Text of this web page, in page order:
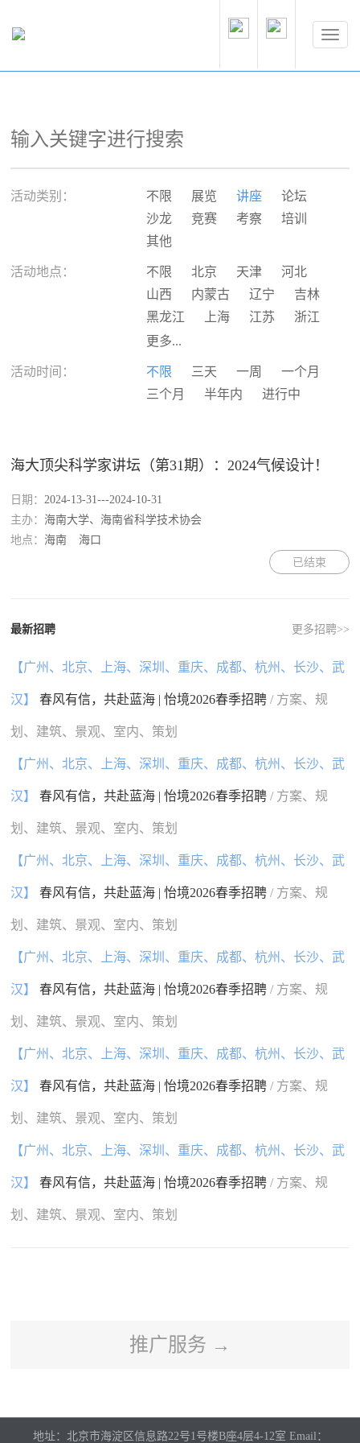
活动类别： 不限 展览 讲座
论坛
沙龙
竞赛 考察
培训
其他
活动地点： 不限 北京 天津
河北
山西
内蒙古 辽宁
吉林
黑龙江
上海 江苏
浙江
安徽
广东
广西
海南 重庆
四川
更多...
活动时间： 不限 三天 一周
一个月
三个月
半年内 进行中
海大顶尖科学家讲坛（第31期）：2024气候设计！
日期：2024-13-31---2024-10-31
主办： 海南大学、海南省科学技术协会
地点： 海南
海口
已结束
最新招聘 更多招聘>>
【广州、北京、上海、深圳、重庆、成都、杭州、长沙、武
汉】 春风有信，共赴蓝海 | 怡境2026春季招聘/ 方案、规
划、建筑、景观、室内、策划
【广州、北京、上海、深圳、重庆、成都、杭州、长沙、武
汉】 春风有信，共赴蓝海 | 怡境2026春季招聘/ 方案、规
划、建筑、景观、室内、策划
【广州、北京、上海、深圳、重庆、成都、杭州、长沙、武
汉】 春风有信，共赴蓝海 | 怡境2026春季招聘/ 方案、规
划、建筑、景观、室内、策划
【广州、北京、上海、深圳、重庆、成都、杭州、长沙、武
汉】 春风有信，共赴蓝海 | 怡境2026春季招聘/ 方案、规
划、建筑、景观、室内、策划
【广州、北京、上海、深圳、重庆、成都、杭州、长沙、武
汉】 春风有信，共赴蓝海 | 怡境2026春季招聘/ 方案、规
划、建筑、景观、室内、策划
【广州、北京、上海、深圳、重庆、成都、杭州、长沙、武
汉】 春风有信，共赴蓝海 | 怡境2026春季招聘/ 方案、规
划、建筑、景观、室内、策划
推广服务 →
地址：北京市海淀区信息路22号1号楼B座4层4-12室 Email：